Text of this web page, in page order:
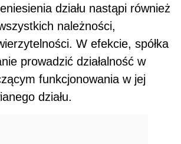
działu nastąpi również
należności,
W efekcie, spółka
prowadzić działalność w
funkcjonowania w jej
działu.